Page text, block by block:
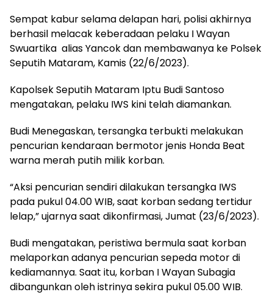
Sempat kabur selama delapan hari, polisi akhirnya
berhasil melacak keberadaan pelaku I Wayan
Swuartika alias Yancok dan membawanya ke Polsek
Seputih Mataram, Kamis (22/6/2023).
Kapolsek Seputih Mataram Iptu Budi Santoso
mengatakan, pelaku IWS kini telah diamankan.
Budi Menegaskan, tersangka terbukti melakukan
pencurian kendaraan bermotor jenis Honda Beat
warna merah putih milik korban.
“Aksi pencurian sendiri dilakukan tersangka IWS
pada pukul 04.00 WIB, saat korban sedang tertidur
lelap,” ujarnya saat dikonfirmasi, Jumat (23/6/2023).
Budi mengatakan, peristiwa bermula saat korban
melaporkan adanya pencurian sepeda motor di
kediamannya. Saat itu, korban I Wayan Subagia
dibangunkan oleh istrinya sekira pukul 05.00 WIB.